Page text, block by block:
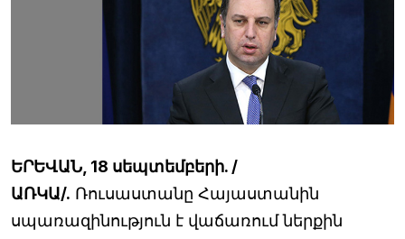
ԵՐԵՎԱՆ, 18 սեպտեմբերի. /
ԱՌԿԱ/. Ռուսաստանը Հայաստանին
սպառազինություն է վաճառում ներքին